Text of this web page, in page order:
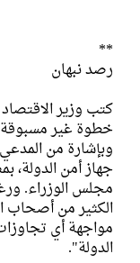
**
رصد نبهان
كتب وزير
خطوة غير مسبوقة،
وبإشارة من
جهاز أمن الدولة،
مجلس الوزراء.
الكثير من أصحاب
مواجهة أي
الدولة".